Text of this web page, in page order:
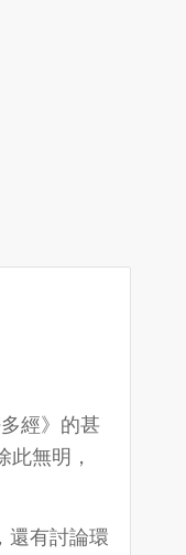
經》的甚
無明，
還有討論環